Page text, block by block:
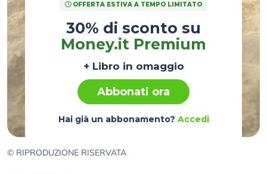
OFFERTA ESTIVA A TEMPO LIMITATO
30% di sconto su
Money.it Premium
+ Libro in omaggio
Abbonati ora
Hai già un abbonamento? Accedi
© RIPRODUZIONE RISERVATA